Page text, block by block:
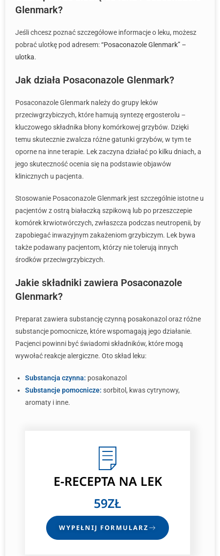
Glenmark?
Jeśli chcesz poznać szczegółowe informacje o leku, możesz
pobrać ulotkę pod adresem:“Posaconazole Glenmark” –
ulotka.
Jak działa Posaconazole Glenmark?
Posaconazole Glenmark należy do grupy leków
przeciwgrzybiczych, które hamują syntezę ergosterolu –
kluczowego składnika błony komórkowej grzybów. Dzięki
temu skutecznie zwalcza różne gatunki grzybów, w tym te
oporne na inne terapie. Lek zaczyna działać po kilku dniach, a
jego skuteczność ocenia się na podstawie objawów
klinicznych u pacjenta.
Stosowanie Posaconazole Glenmark jest szczególnie istotne u
pacjentów z ostrą białaczką szpikową lub po przeszczepie
komórek krwiotwórczych, zwłaszcza podczas neutropenii, by
zapobiegać inwazyjnym zakażeniom grzybiczym. Lek bywa
także podawany pacjentom, którzy nie tolerują innych
środków przeciwgrzybiczych.
Jakie składniki zawiera Posaconazole
Glenmark?
Preparat zawiera substancję czynną posakonazol oraz różne
substancje pomocnicze, które wspomagają jego działanie.
Pacjenci powinni być świadomi składników, które mogą
wywołać reakcje alergiczne. Oto skład leku:
Substancja czynna: posakonazol
Substancje pomocnicze: sorbitol, kwas cytrynowy,
aromaty i inne.
E-RECEPTANA LEK
59ZŁ
WYPEŁNIJ FORMULARZ